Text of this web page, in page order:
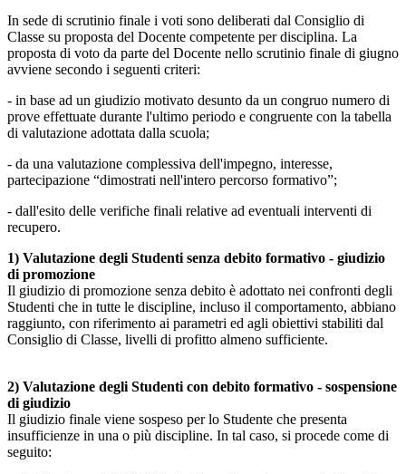
In sede di scrutinio finale i voti sono deliberati dal Consiglio di
Classe su proposta del Docente competente per disciplina. La
proposta di voto da parte del Docente nello scrutinio finale di giugno
avviene secondo i seguenti criteri:
- in base ad un giudizio motivato desunto da un congruo numero di
prove effettuate durante l'ultimo periodo e congruente con la tabella
di valutazione adottata dalla scuola;
- da una valutazione complessiva dell'impegno, interesse,
partecipazione “dimostrati nell'intero percorso formativo”;
- dall'esito delle verifiche finali relative ad eventuali interventi di
recupero.
1) Valutazione degli Studenti senza debito formativo - giudizio
di promozione
Il giudizio di promozione senza debito è adottato nei confronti degli
Studenti che in tutte le discipline, incluso il comportamento, abbiano
raggiunto, con riferimento ai parametri ed agli obiettivi stabiliti dal
Consiglio di Classe, livelli di profitto almeno sufficiente.
2) Valutazione degli Studenti con debito formativo - sospensione
di giudizio
Il giudizio finale viene sospeso per lo Studente che presenta
insufficienze in una o più discipline. In tal caso, si procede come di
seguito: